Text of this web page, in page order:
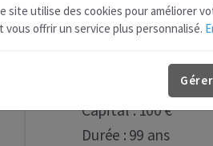
Siège social :
4 B RUE PIERRE
LAROUSSE 89340
Capital : 100 €
Durée : 99 ans
site utilise des cookies pour améliorer
vous offrir un service plus personnalisé.